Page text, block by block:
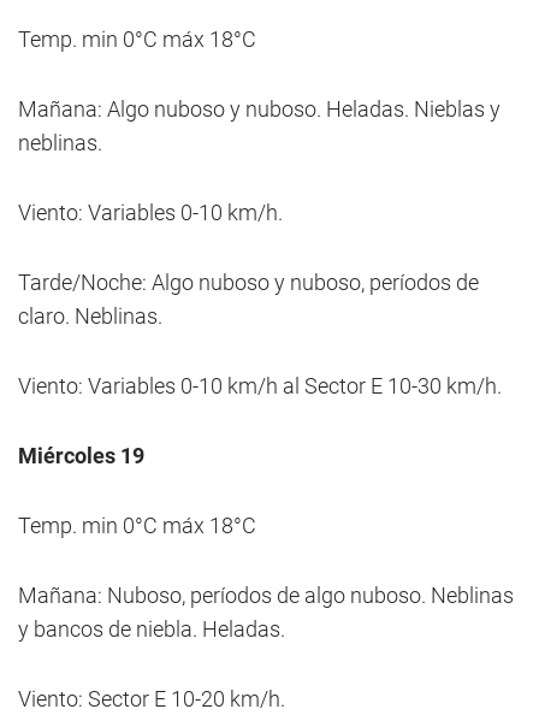
Temp. min 0°C máx 18°C
Mañana: Algo nuboso y nuboso. Heladas. Nieblas y
neblinas.
Viento: Variables 0-10 km/h.
Tarde/Noche: Algo nuboso y nuboso, períodos de
claro. Neblinas.
Viento: Variables 0-10 km/h al Sector E 10-30 km/h.
Miércoles 19
Temp. min 0°C máx 18°C
Mañana: Nuboso, períodos de algo nuboso. Neblinas
y bancos de niebla. Heladas.
Viento: Sector E 10-20 km/h.